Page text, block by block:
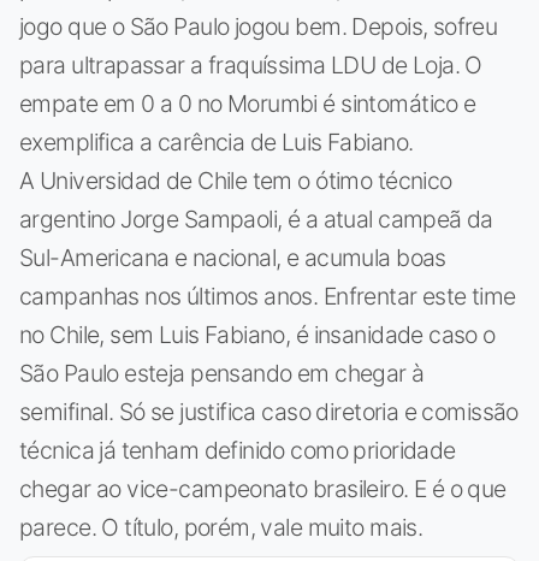
jogo que o São Paulo jogou bem. Depois, sofreu
para ultrapassar a fraquíssima LDU de Loja. O
empate em 0 a 0 no Morumbi é sintomático e
exemplifica a carência de Luis Fabiano.
A Universidad de Chile tem o ótimo técnico
argentino Jorge Sampaoli, é a atual campeã da
Sul-Americana e nacional, e acumula boas
campanhas nos últimos anos. Enfrentar este time
no Chile, sem Luis Fabiano, é insanidade caso o
São Paulo esteja pensando em chegar à
semifinal. Só se justifica caso diretoria e comissão
técnica já tenham definido como prioridade
chegar ao vice-campeonato brasileiro. E é o que
parece. O título, porém, vale muito mais.